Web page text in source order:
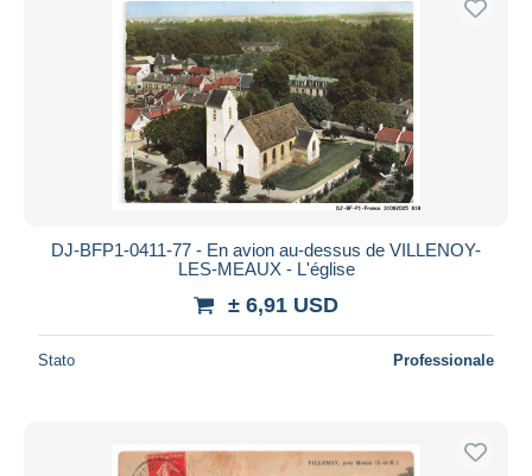
DJ-BFP1-0411-77 - En avion au-dessus de VILLENOY-
LES-MEAUX - L'église
± 6,91 USD
Stato Professionale